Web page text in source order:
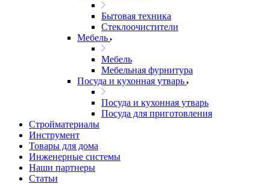
Бытовая техника
Стеклоочистители
Мебель
Мебель
Мебельная фурнитура
Посуда и кухонная утварь
Посуда и кухонная утварь
Посуда для приготовления
Стройматериалы
Инструмент
Товары для дома
Инженерные системы
Наши партнеры
Статьи